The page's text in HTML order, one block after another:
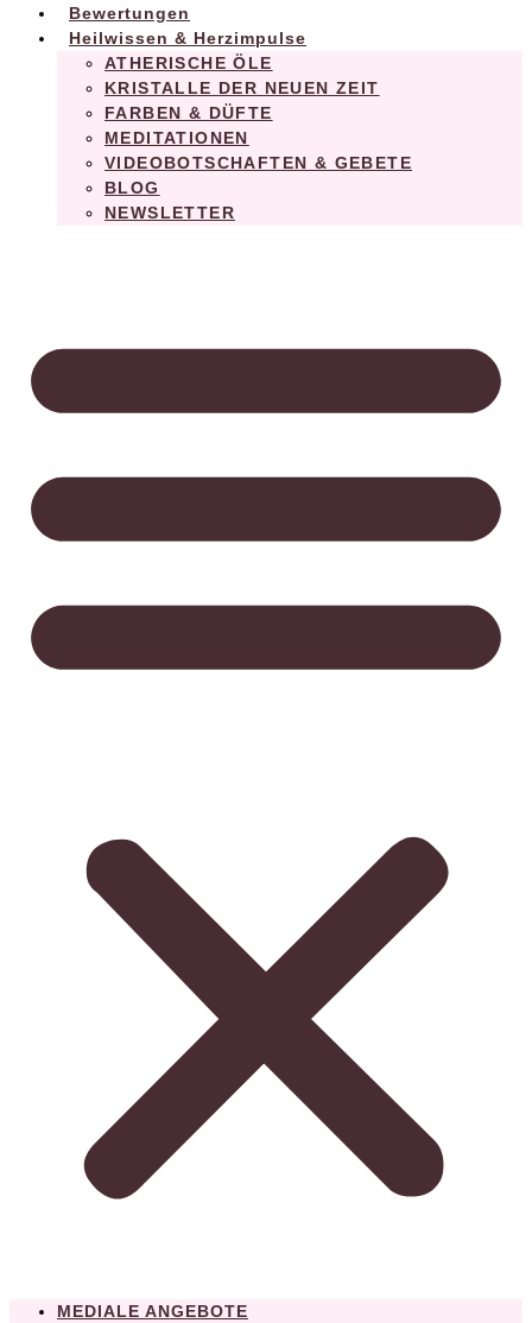
Bewertungen
Heilwissen & Herzimpulse
ATHERISCHE ÖLE
KRISTALLE DER NEUEN ZEIT
FARBEN & DÜFTE
MEDITATIONEN
VIDEOBOTSCHAFTEN & GEBETE
BLOG
NEWSLETTER
MEDIALE ANGEBOTE